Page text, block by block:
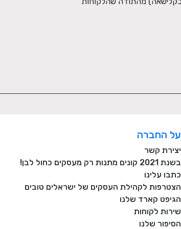
על החברה
יצירת קשר
בשנת 2021 קונים מתנות רק מעסקים כחול לבן!
כתבו עלינו
הצטרפות לקהילת העסקים של ישראלים טובים
הגיפט קארד שלנו
שירות לקוחות
הסיפור שלנו